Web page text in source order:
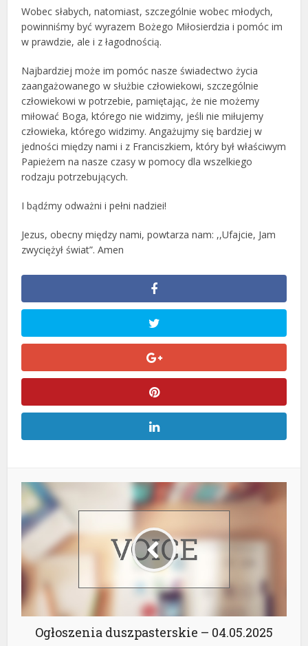
Wobec słabych, natomiast, szczególnie wobec młodych,
powinniśmy być wyrazem Bożego Miłosierdzia i pomóc im
w prawdzie, ale i z łagodnością.
Najbardziej może im pomóc nasze świadectwo życia
zaangażowanego w służbie człowiekowi, szczególnie
człowiekowi w potrzebie, pamiętając, że nie możemy
miłować Boga, którego nie widzimy, jeśli nie miłujemy
człowieka, którego widzimy. Angażujmy się bardziej w
jedności między nami i z Franciszkiem, który był właściwym
Papieżem na nasze czasy w pomocy dla wszelkiego
rodzaju potrzebujących.
I bądźmy odważni i pełni nadziei!
Jezus, obecny między nami, powtarza nam: ,,Ufajcie, Jam
zwyciężył świat”. Amen
Ogłoszenia duszpasterskie – 04.05.2025